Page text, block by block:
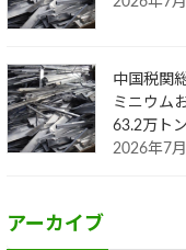
中国税関
ミニウム
63.2万トン
2026年7
アーカイブ